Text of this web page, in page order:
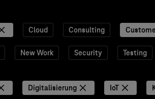
Cloud Consulting
New Work Security Testing
Digitalisierung IoT